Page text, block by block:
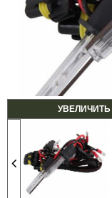
УВЕЛИЧИТЬ